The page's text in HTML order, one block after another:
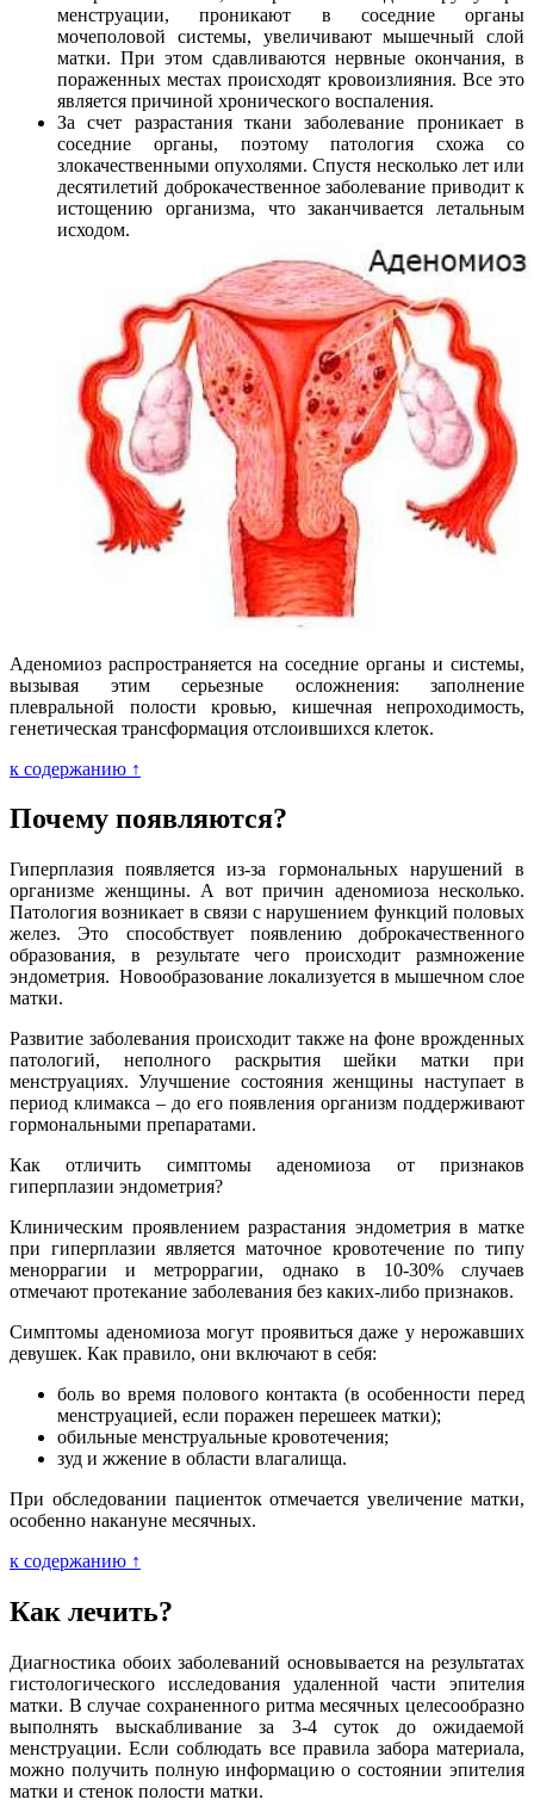
менструации, проникают в соседние органы
мочеполовой системы, увеличивают мышечный слой
матки. При этом сдавливаются нервные окончания, в
пораженных местах происходят кровоизлияния. Все это
является причиной хронического воспаления.
За счет разрастания ткани заболевание проникает в
соседние органы, поэтому патология схожа со
злокачественными опухолями. Спустя несколько лет или
десятилетий доброкачественное заболевание приводит к
истощению организма, что заканчивается летальным
исходом.
Аденомиоз распространяется на соседние органы и системы,
вызывая этим серьезные осложнения: заполнение
плевральной полости кровью, кишечная непроходимость,
генетическая трансформация отслоившихся клеток.
к содержанию ↑
Почему появляются?
Гиперплазия появляется из-за гормональных нарушений в
организме женщины. А вот причин аденомиоза несколько.
Патология возникает в связи с нарушением функций половых
желез. Это способствует появлению доброкачественного
образования, в результате чего происходит размножение
эндометрия. Новообразование локализуется в мышечном слое
матки.
Развитие заболевания происходит также на фоне врожденных
патологий, неполного раскрытия шейки матки при
менструациях. Улучшение состояния женщины наступает в
период климакса – до его появления организм поддерживают
гормональными препаратами.
Как отличить симптомы аденомиоза от признаков
гиперплазии эндометрия?
Клиническим проявлением разрастания эндометрия в матке
при гиперплазии является маточное кровотечение по типу
меноррагии и метроррагии, однако в 10-30% случаев
отмечают протекание заболевания без каких-либо признаков.
Симптомы аденомиоза могут проявиться даже у нерожавших
девушек. Как правило, они включают в себя:
боль во время полового контакта (в особенности перед
менструацией, если поражен перешеек матки);
обильные менструальные кровотечения;
зуд и жжение в области влагалища.
При обследовании пациенток отмечается увеличение матки,
особенно накануне месячных.
к содержанию ↑
Как лечить?
Диагностика обоих заболеваний основывается на результатах
гистологического исследования удаленной части эпителия
матки. В случае сохраненного ритма месячных целесообразно
выполнять выскабливание за 3-4 суток до ожидаемой
менструации. Если соблюдать все правила забора материала,
можно получить полную информацию о состоянии эпителия
матки и стенок полости матки.